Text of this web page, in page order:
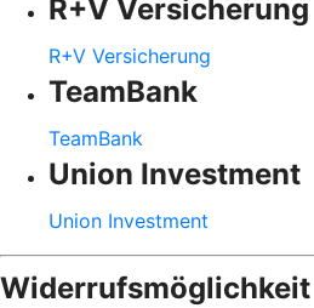
R+V Versicherung
R+V Versicherung
TeamBank
TeamBank
Union Investment
Union Investment
Widerrufsmöglichkeit